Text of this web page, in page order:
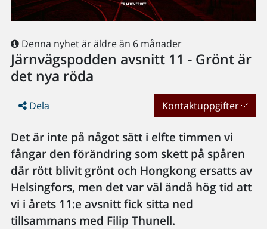
Denna nyhet är äldre än 6 månader
Järnvägspodden avsnitt 11 - Grönt är
det nya röda
Dela Kontaktuppgifter
Det är inte på något sätt i elfte timmen vi
fångar den förändring som skett på spåren
där rött blivit grönt och Hongkong ersatts av
Helsingfors, men det var väl ändå hög tid att
vi i årets 11:e avsnitt fick sitta ned
tillsammans med Filip Thunell.